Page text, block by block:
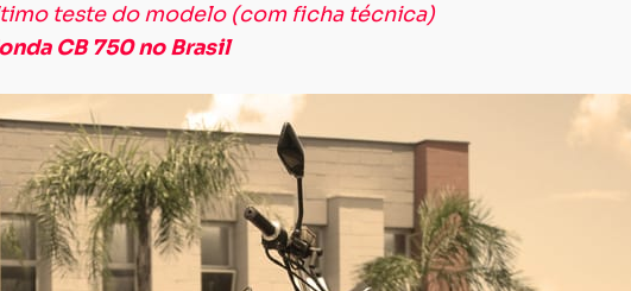
teste do modelo (com ficha técnica)
CB 750 no Brasil